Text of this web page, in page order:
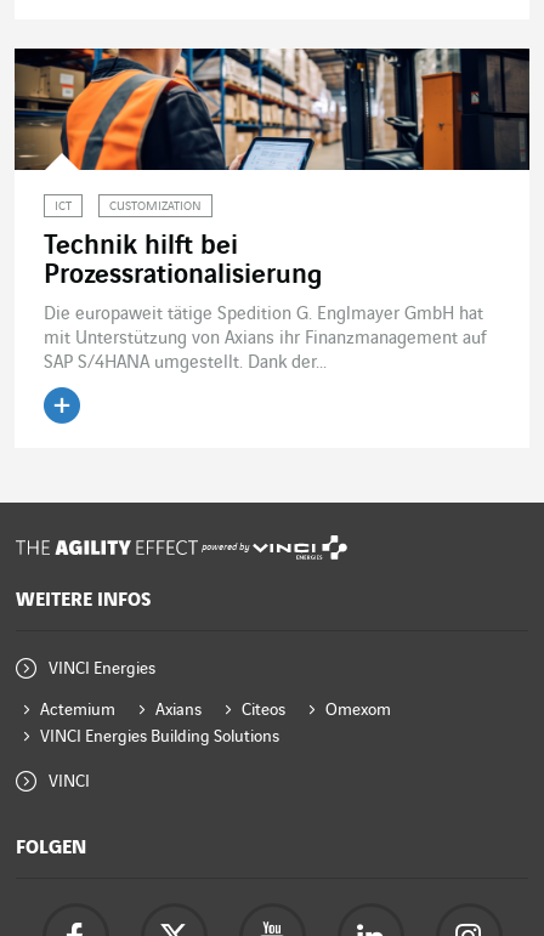
ICT CUSTOMIZATION
Technik hilft bei
Prozessrationalisierung
Die europaweit tätige Spedition G. Englmayer GmbH hat
mit Unterstützung von Axians ihr Finanzmanagement auf
SAP S/4HANA umgestellt. Dank der...
powered by
WEITERE INFOS
VINCI Energies
Actemium Axians Citeos
Omexom
VINCI Energies Building Solutions
VINCI
FOLGEN